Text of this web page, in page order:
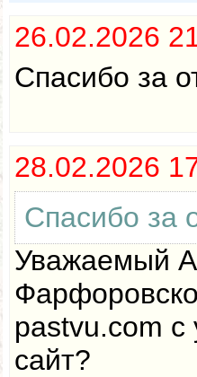
26.02.2026
Спасибо за
28.02.2026
Спасибо за
Уважаемый
pastvu.com
сайт?